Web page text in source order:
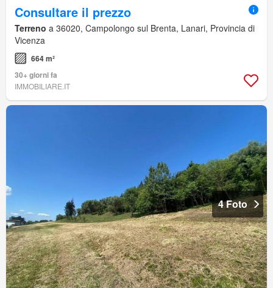
Consultare il prezzo
Terreno a 36020, Campolongo sul Brenta, Lanari, Provincia di
Vicenza
664 m²
30+ giorni fa
IMMOBILIARE.IT
4 Foto